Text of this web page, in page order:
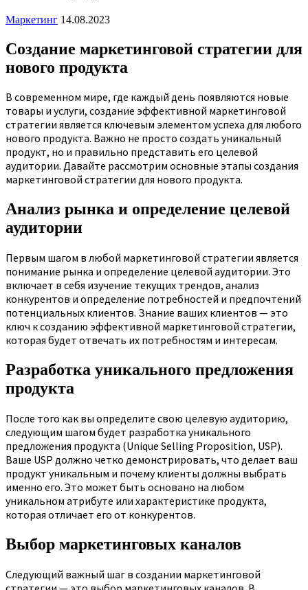
Маркетинг 14.08.2023
Создание маркетинговой стратегии для
нового продукта
В современном мире, где каждый день появляются новые
товары и услуги, создание эффективной маркетинговой
стратегии является ключевым элементом успеха для любого
нового продукта. Важно не просто создать уникальный
продукт, но и правильно представить его целевой
аудитории. Давайте рассмотрим основные этапы создания
маркетинговой стратегии для нового продукта.
Анализ рынка и определение целевой
аудитории
Первым шагом в любой маркетинговой стратегии является
понимание рынка и определение целевой аудитории. Это
включает в себя изучение текущих трендов, анализ
конкурентов и определение потребностей и предпочтений
потенциальных клиентов. Знание ваших клиентов — это
ключ к созданию эффективной маркетинговой стратегии,
которая будет отвечать их потребностям и интересам.
Разработка уникального предложения
продукта
После того как вы определите свою целевую аудиторию,
следующим шагом будет разработка уникального
предложения продукта (Unique Selling Proposition, USP).
Ваше USP должно четко демонстрировать, что делает ваш
продукт уникальным и почему клиенты должны выбрать
именно его. Это может быть основано на любом
уникальном атрибуте или характеристике продукта,
которая отличает его от конкурентов.
Выбор маркетинговых каналов
Следующий важный шаг в создании маркетинговой